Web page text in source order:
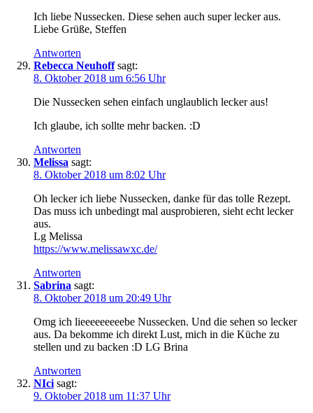
Ich liebe Nussecken. Diese sehen auch super lecker aus.
Liebe Grüße, Steffen
Antworten
Rebecca Neuhoff sagt:
8. Oktober 2018 um 6:56 Uhr
Die Nussecken sehen einfach unglaublich lecker aus!
Ich glaube, ich sollte mehr backen. :D
Antworten
Melissa sagt:
8. Oktober 2018 um 8:02 Uhr
Oh lecker ich liebe Nussecken, danke für das tolle Rezept.
Das muss ich unbedingt mal ausprobieren, sieht echt lecker
aus.
Lg Melissa
https://www.melissawxc.de/
Antworten
Sabrina sagt:
8. Oktober 2018 um 20:49 Uhr
Omg ich lieeeeeeeeebe Nussecken. Und die sehen so lecker
aus. Da bekomme ich direkt Lust, mich in die Küche zu
stellen und zu backen :D LG Brina
Antworten
NIci sagt:
9. Oktober 2018 um 11:37 Uhr